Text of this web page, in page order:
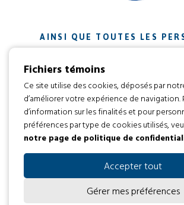
AINSI QUE TOUTES LES
ORGANISMES ET
CONTRIBUÉ À NOTRE
Développement web par
Tous droits réservés 2016 ©
Politique de
Fichiers témoins
Ce site utilise des cookies, déposés par
d’améliorer votre expérience de navigation.
d’information sur les finalités et pour
préférences par type de cookies utilisés,
notre page de politique de
Accepter tout
Gérer mes préférences